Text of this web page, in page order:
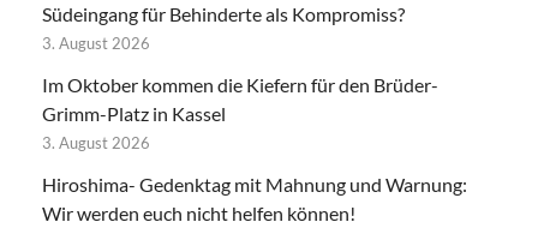
Südeingang für Behinderte als Kompromiss?
3. August 2026
Im Oktober kommen die Kiefern für den Brüder-
Grimm-Platz in Kassel
3. August 2026
Hiroshima- Gedenktag mit Mahnung und Warnung:
Wir werden euch nicht helfen können!